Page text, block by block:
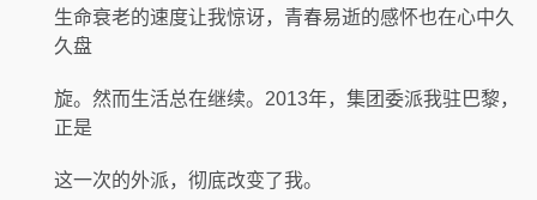
生命衰老的速度让我惊讶，青春易逝的感怀也在心中久
久盘
旋。然而生活总在继续。2013年，集团委派我驻巴黎，
正是
这一次的外派，彻底改变了我。